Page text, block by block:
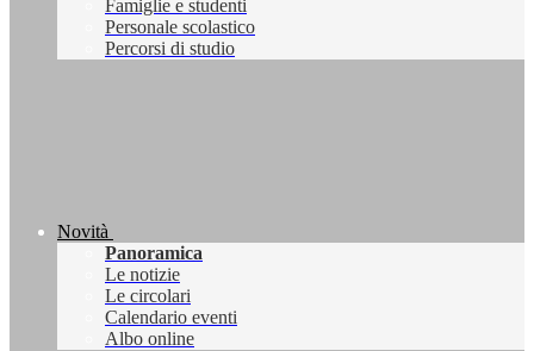
Famiglie e studenti
Personale scolastico
Percorsi di studio
Novità
Panoramica
Le notizie
Le circolari
Calendario eventi
Albo online